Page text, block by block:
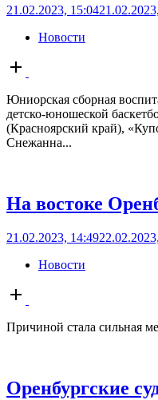
21.02.2023, 15:04
Новости
Open
post
Юниорская сборная
детско-юношеской
(Красноярский край),
Снежанна...
На востоке
21.02.2023, 14:49
Новости
Open
post
Причиной стала сильная
Оренбургские